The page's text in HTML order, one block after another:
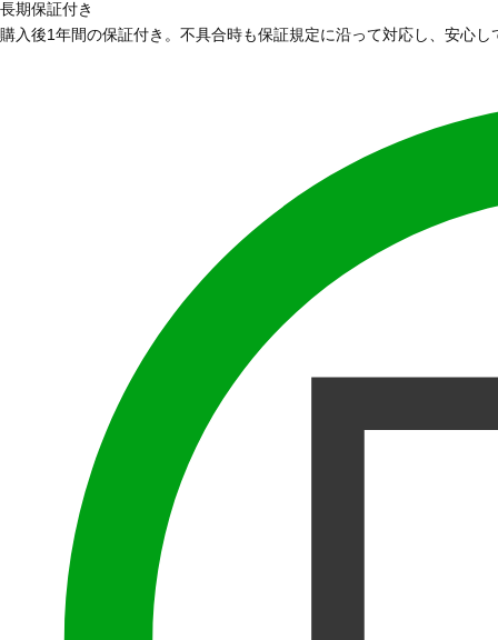
長期保証付き
購入後1年間の保証付き。不具合時も保証規定に沿って対応し、安心